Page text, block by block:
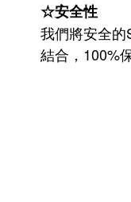
☆安全性
我們將安全
結合，100%